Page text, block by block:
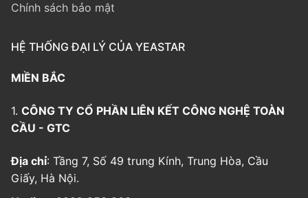
Chính sách bảo mật
HỆ THỐNG ĐẠI LÝ CỦA YEASTAR
MIỀN BẮC
1. CÔNG TY CỔ PHẦN LIÊN KẾT CÔNG NGHỆ TOÀN
CẦU - GTC
Địa chỉ: Tầng 7, Số 49 trung Kính, Trung Hòa, Cầu
Giấy, Hà Nội.